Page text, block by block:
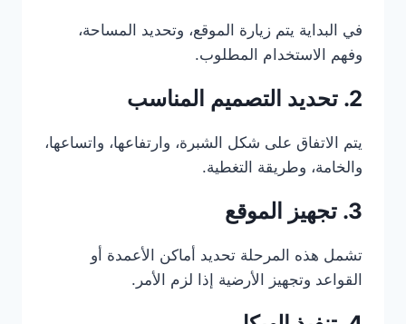
في البداية يتم زيارة الموقع، وتحديد المساحة،
وفهم الاستخدام المطلوب.
2. تحديد التصميم المناسب
يتم الاتفاق على شكل الشبرة، وارتفاعها، واتساعها،
والخامة، وطريقة التغطية.
3. تجهيز الموقع
تشمل هذه المرحلة تحديد أماكن الأعمدة أو
القواعد وتجهيز الأرضية إذا لزم الأمر.